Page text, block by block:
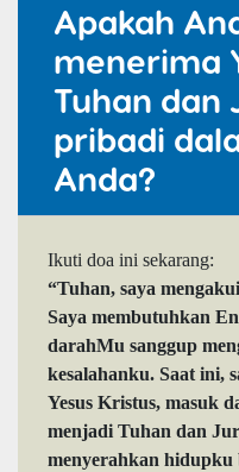
Apakah
menerima
Tuhan dan
pribadi
Anda?
Ikuti doa ini sekarang:
“Tuhan, saya
Saya membutuhkan
darahMu sanggup
kesalahanku. Saat ini,
Yesus Kristus, masuk
menjadi Tuhan dan
menyerahkan